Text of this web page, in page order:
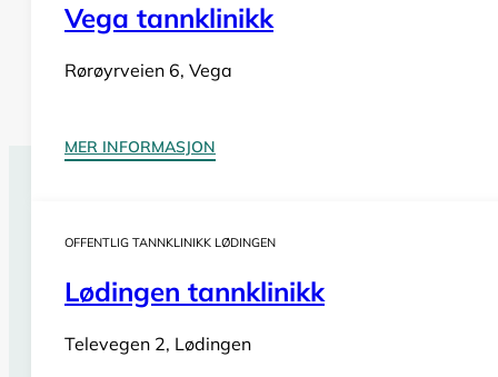
Vega tannklinikk
Rørøyrveien 6, Vega
MER INFORMASJON
OFFENTLIG TANNKLINIKK LØDINGEN
Lødingen tannklinikk
Televegen 2, Lødingen
Har du behov forakutt tannlegehjelp